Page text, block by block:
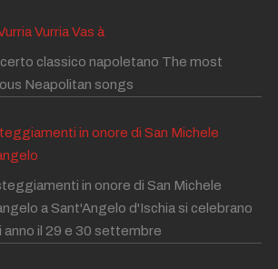
Vurria Vas à
classico napoletano The most
Neapolitan songs
in onore di San Michele
in onore di San Michele
a Sant'Angelo d'Ischia si celebrano
anno il 29 e 30 settembre